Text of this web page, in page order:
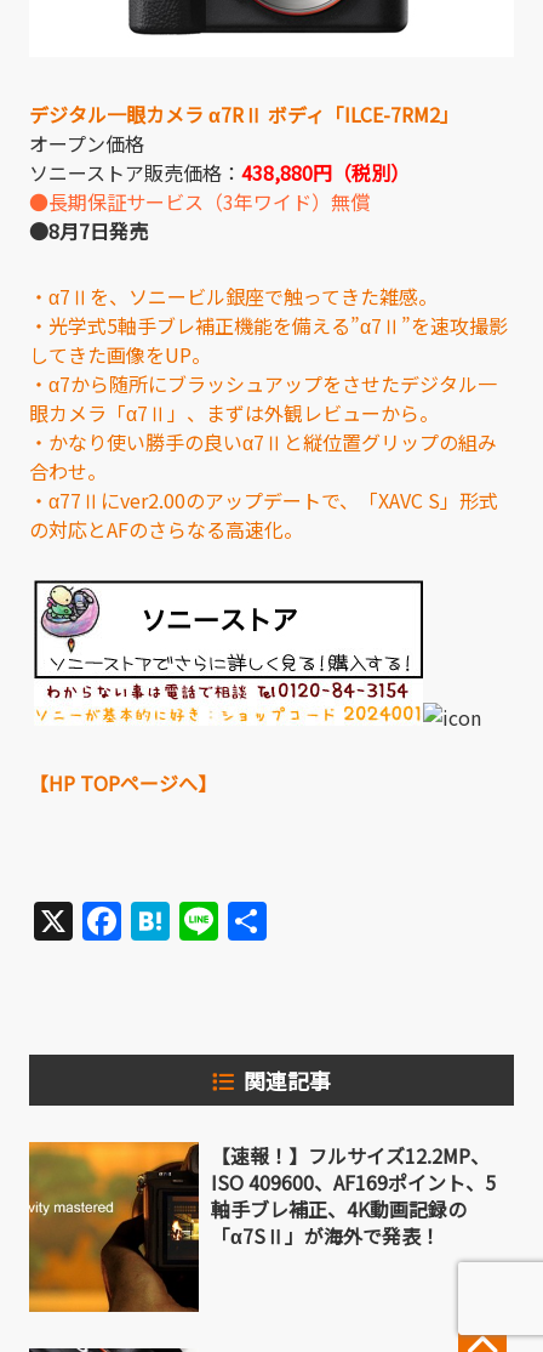
デジタル一眼カメラ α7RⅡ ボディ「ILCE-7RM2」
オープン価格
ソニーストア販売価格： 438,880円（税別）
●長期保証サービス（3年ワイド）無償
●8月7日発売
・α7Ⅱを、ソニービル銀座で触ってきた雑感。
・光学式5軸手ブレ補正機能を備える”α7Ⅱ”を速攻撮影
してきた画像をUP。
・α7から随所にブラッシュアップをさせたデジタル一
眼カメラ「α7Ⅱ」、まずは外観レビューから。
・かなり使い勝手の良いα7Ⅱと縦位置グリップの組み
合わせ。
・α77Ⅱにver2.00のアップデートで、「XAVC S」形式
の対応とAFのさらなる高速化。
【HP TOPページへ】
X Facebook
Hatena
Line
関連記事
【速報！】フルサイズ12.2MP、
ISO 409600、AF169ポイント、5
軸手ブレ補正、4K動画記録の
「α7SⅡ」が海外で発表！